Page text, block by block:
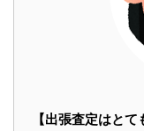
【出張査定はとて